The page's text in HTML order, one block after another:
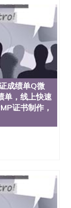
Jose State
Jose State
Jose State
San Jose
Jose State
State
State
State
Jose
San Jose
Jose
San Jose
Jose
State
State
Jose State
Jose State
Jose State
成绩单Q微
单，线上快速
证书制作，